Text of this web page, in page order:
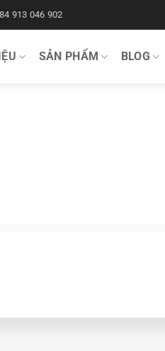
913 046 902
SẢN PHẨM BLOG